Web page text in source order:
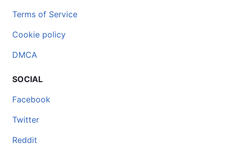
Terms of Service
Cookie policy
DMCA
SOCIAL
Facebook
Twitter
Reddit